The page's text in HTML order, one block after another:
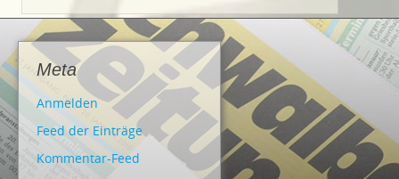
Meta
Anmelden
Feed der Einträge
Kommentar-Feed